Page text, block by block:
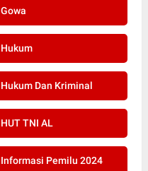
Gowa
Hukum
Hukum Dan Kriminal
HUT TNI AL
Informasi Pemilu 2024